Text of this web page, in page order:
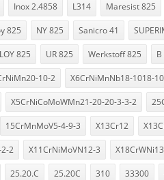
Inox 2.4858 L314 Maresist 825
825 NY 825 Sanicro 41
825 UR 825 Werkstoff 825
10-2 X6CrNiMnNb18-1018-10
X5CrNiCoMoWMn21-20-20-3-3-2
15CrMnMoV5-4-9-3 X13Cr12
2 X11CrNiMoVN12-3
25.20.C 25.20C 310 33300